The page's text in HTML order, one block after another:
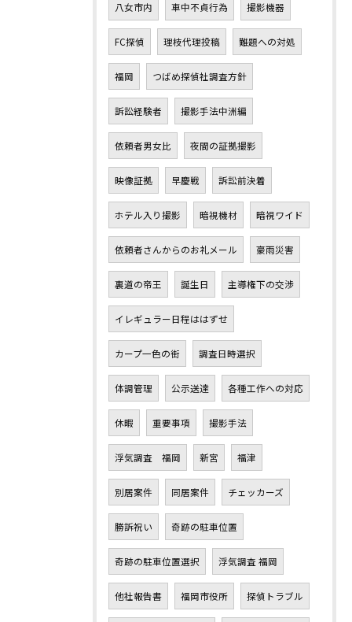
八女市内 車中不貞行為 撮影機器
FC探偵 理枝代理投稿 難題への対処
福岡 つばめ探偵社調査方針
訴訟経験者 撮影手法中洲編
依頼者男女比 夜間の証拠撮影
映像証拠 早慶戦 訴訟前決着
ホテル入り撮影 暗視機材 暗視ワイド
依頼者さんからのお礼メール 豪雨災害
裏道の帝王 誕生日 主導権下の交渉
イレギュラー日程ははずせ
カープ一色の街 調査日時選択
体調管理 公示送達 各種工作への対応
休暇 重要事項 撮影手法
浮気調査 福岡 新宮 福津
別居案件 同居案件 チェッカーズ
勝訴祝い 奇跡の駐車位置
奇跡の駐車位置選択 浮気調査 福岡
他社報告書 福岡市役所 探偵トラブル